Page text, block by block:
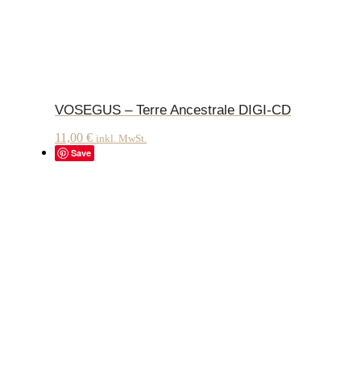
VOSEGUS – Terre Ancestrale DIGI-CD
11,00 € inkl. MwSt.
Save